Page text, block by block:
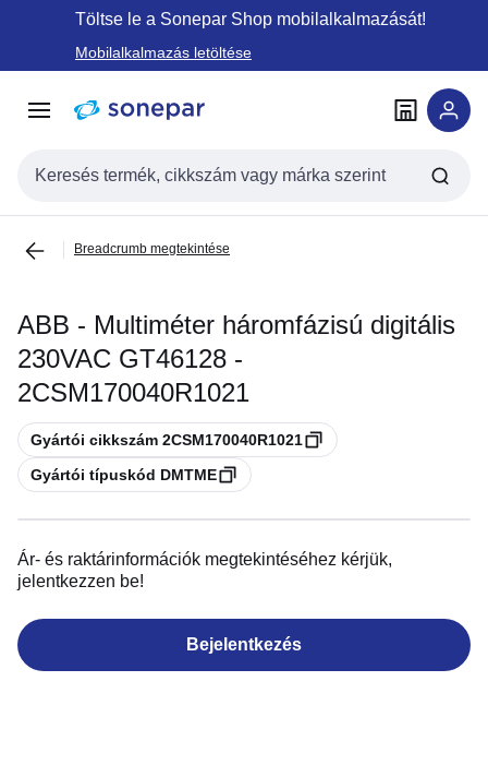
Ugrás a
Töltse le a Sonepar Shop mobilalkalmazását!
Mobilalkalmazás letöltése
Keresési bemenet
Breadcrumb megtekintése
ABB - Multiméter háromfázisú digitális
230VAC GT46128 -
2CSM170040R1021
Másolás
Gyártói cikkszám 2CSM170040R1021
Másolás
Gyártói típuskód DMTME
Ár- és raktárinformációk megtekintéséhez kérjük,
jelentkezzen be!
Bejelentkezés